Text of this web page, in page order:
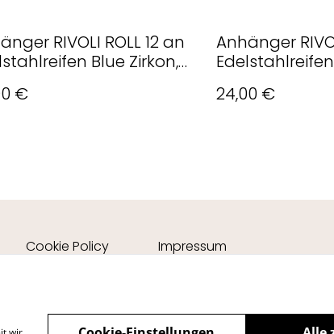
RIVOLI ROLL 12 an
Blue Zirkon,
€
Anhänger
24,00 €
Cookie Policy Impressum